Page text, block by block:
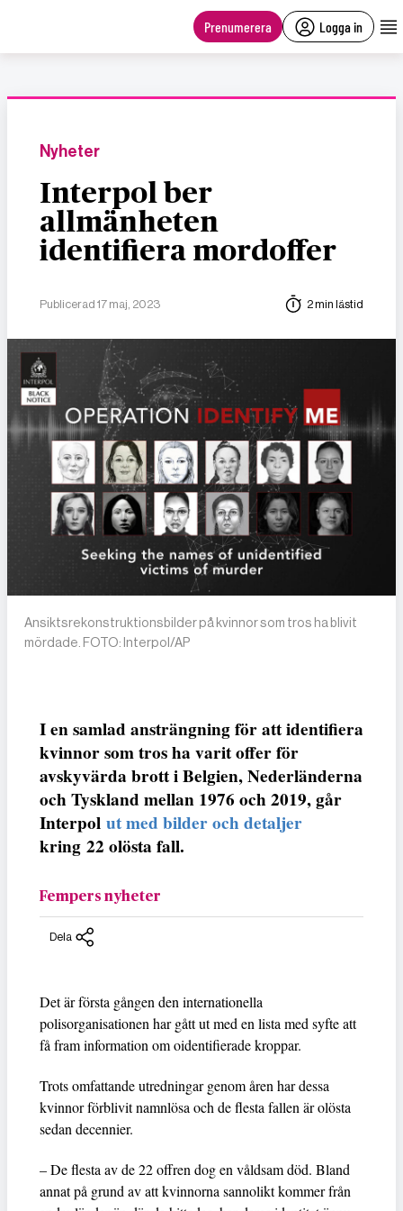
Prenumerera Logga in
Nyheter
Interpol ber
allmänheten
identifiera mordoffer
Publicerad 17 maj, 2023 2 min lästid
Ansiktsrekonstruktionsbilder på kvinnor som tros ha blivit
mördade. FOTO: Interpol/AP
I en samlad ansträngning för att identifiera
kvinnor som tros ha varit offer för
avskyvärda brott i Belgien, Nederländerna
och Tyskland mellan 1976 och 2019, går
Interpol ut med bilder och detaljer
kring 22 olösta fall.
Fempers nyheter
Dela
Det är första gången den internationella
polisorganisationen har gått ut med en lista med syfte att
få fram information om oidentifierade kroppar.
Trots omfattande utredningar genom åren har dessa
kvinnor förblivit namnlösa och de flesta fallen är olösta
sedan decennier.
– De flesta av de 22 offren dog en våldsam död. Bland
annat på grund av att kvinnorna sannolikt kommer från